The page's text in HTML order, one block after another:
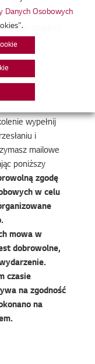
online. Link do
wypełnij
i
mailowe
poniższy
zgodę
w celu
mowa w
dobrowolne,
czasie
na zgodność
na
Danych Osobowych